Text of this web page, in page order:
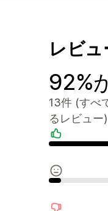
レビュ
92%
13件 (すべ
るレビュー)
肯定的なレ
中間的なレ